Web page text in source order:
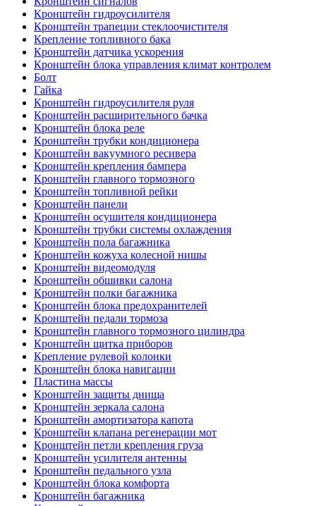
Кронштейн гидроусилителя
Кронштейн трапеции стеклоочистителя
Крепление топливного бака
Кронштейн датчика ускорения
Кронштейн блока управления климат контролем
Болт
Гайка
Кронштейн гидроусилителя руля
Кронштейн расширительного бачка
Кронштейн блока реле
Кронштейн трубки кондиционера
Кронштейн вакуумного ресивера
Кронштейн крепления бампера
Кронштейн главного тормозного
Кронштейн топливной рейки
Кронштейн панели
Кронштейн осушителя кондиционера
Кронштейн трубки системы охлаждения
Кронштейн пола багажника
Кронштейн кожуха колесной нишы
Кронштейн видеомодуля
Кронштейн обшивки салона
Кронштейн полки багажника
Кронштейн блока предохранителей
Кронштейн педали тормоза
Кронштейн главного тормозного цилиндра
Кронштейн щитка приборов
Крепление рулевой колонки
Кронштейн блока навигации
Пластина массы
Кронштейн защиты днища
Кронштейн зеркала салона
Кронштейн амортизатора капота
Кронштейн клапана регенерации мот
Кронштейн петли крепления груза
Кронштейн усилителя антенны
Кронштейн педального узла
Кронштейн блока комфорта
Кронштейн багажника